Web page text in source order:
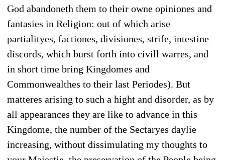
God abandoneth them to their owne opiniones and
fantasies in Religion: out of which arise
partialityes, factiones, divisiones, strife, intestine
discords, which burst forth into civill warres, and
in short time bring Kingdomes and
Commonwealthes to their last Periodes). But
matteres arising to such a hight and disorder, as by
all appearances they are like to advance in this
Kingdome, the number of the Sectaryes daylie
increasing, without dissimulating my thoughts to